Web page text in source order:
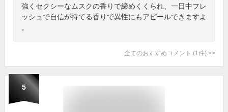
強くセクシーなムスクの香りで締めくくられ、一日中フレ
ッシュで自信が持てる香りで異性にもアピールできますよ
。
全てのおすすめコメント (1 件) >
5